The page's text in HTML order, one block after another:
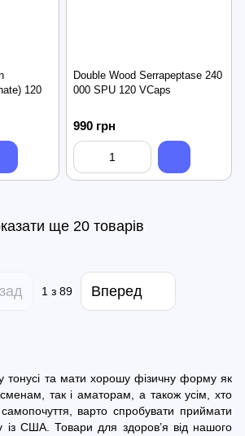
120
Double Wood Serrapeptase 240
000 SPU 120 VCaps
990 грн
ще 20 товарів
1 з 89 Вперед
тонусі та мати хорошу фізичну форму як
так і аматорам, а також усім, хто
варто спробувати приймати
із США. Товари для здоров’я від нашого